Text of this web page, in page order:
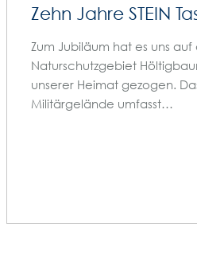
Zehn Jahre STEIN
Zum Jubiläum hat es uns
Naturschutzgebiet
unserer Heimat gezogen.
Militärgelände umfasst…